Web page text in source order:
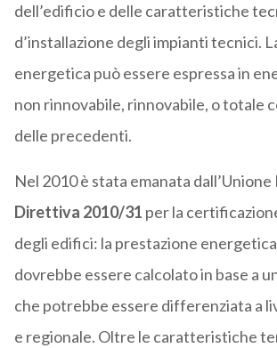
dell’edificio e delle caratteristiche
d’installazione degli impianti tecnici.
energetica può essere espressa in
non rinnovabile, rinnovabile, o totale
delle precedenti.
Nel 2010 è stata emanata dall’Unione
Direttiva 2010/31 per la
degli edifici: la prestazione
dovrebbe essere calcolato in base a
che potrebbe essere differenziata a
e regionale. Oltre le caratteristiche